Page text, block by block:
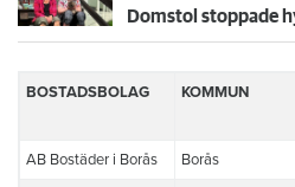
BOSTADSBOLAG KOMMUN
AB Bostäder i Borås Borås